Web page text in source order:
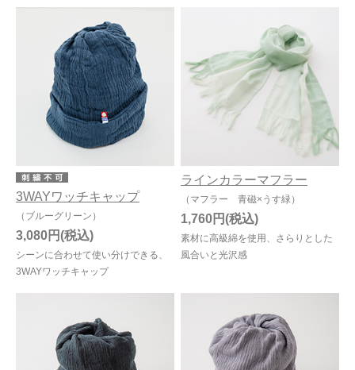
3WAYワッチキャップ
（ブルーグリーン）
シーンに合わせて使い分けできる、
3WAYワッチキャップ
3,080円
ラインカラーマフラー
（マフラー 青磁×うす緑）
素材に高級綿を使用、さらりとした
風合いと光沢感
1,760円